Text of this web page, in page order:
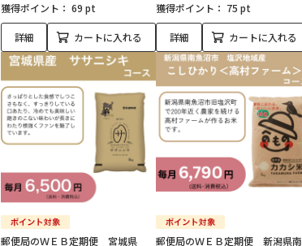
獲得ポイント： 69 pt
詳細 カートに入れる
獲得ポイント： 75 pt
詳細 カートに入れる
郵便局のＷＥＢ定期便 宮城県
郵便局のＷＥＢ定期便 新潟県南